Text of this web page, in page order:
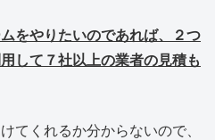
をやりたいのであれば、２つ
して７社以上の業者の見積も
てくれるか分からないので、